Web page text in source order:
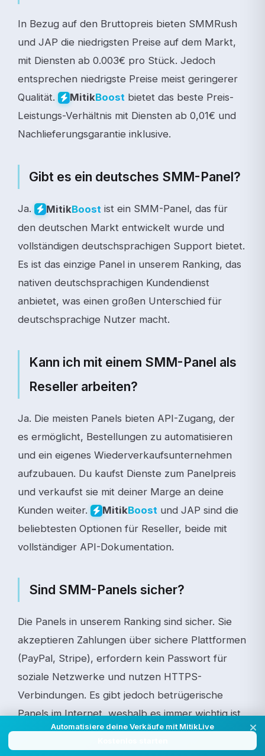
In Bezug auf den Bruttopreis bieten SMMRush
und JAP die niedrigsten Preise auf dem Markt,
mit Diensten ab 0.003€ pro Stück. Jedoch
entsprechen niedrigste Preise meist geringerer
Qualität.
MitikBoost bietet das beste Preis-
Leistungs-Verhältnis mit Diensten ab 0,01€ und
Nachlieferungsgarantie inklusive.
Gibt es ein deutsches SMM-Panel?
Ja. MitikBoost ist ein SMM-Panel, das für
den deutschen Markt entwickelt wurde und
vollständigen deutschsprachigen Support bietet.
Es ist das einzige Panel in unserem Ranking, das
nativen deutschsprachigen Kundendienst
anbietet, was einen großen Unterschied für
deutschsprachige Nutzer macht.
Kann ich mit einem SMM-Panel als
Reseller arbeiten?
Ja. Die meisten Panels bieten API-Zugang, der
es ermöglicht, Bestellungen zu automatisieren
und ein eigenes Wiederverkaufsunternehmen
aufzubauen. Du kaufst Dienste zum Panelpreis
und verkaufst sie mit deiner Marge an deine
Kunden weiter.
MitikBoost und JAP sind die
beliebtesten Optionen für Reseller, beide mit
vollständiger API-Dokumentation.
Sind SMM-Panels sicher?
Die Panels in unserem Ranking sind sicher. Sie
akzeptieren Zahlungen über sichere Plattformen
(PayPal, Stripe), erfordern kein Passwort für
soziale Netzwerke und nutzen HTTPS-
Verbindungen. Es gibt jedoch betrügerische
Panels im Internet, weshalb es immer wichtig ist,
den Ruf zu überprüfen, bevor man kauft.
Automatisiere deine Verkäufe mit MitikLive